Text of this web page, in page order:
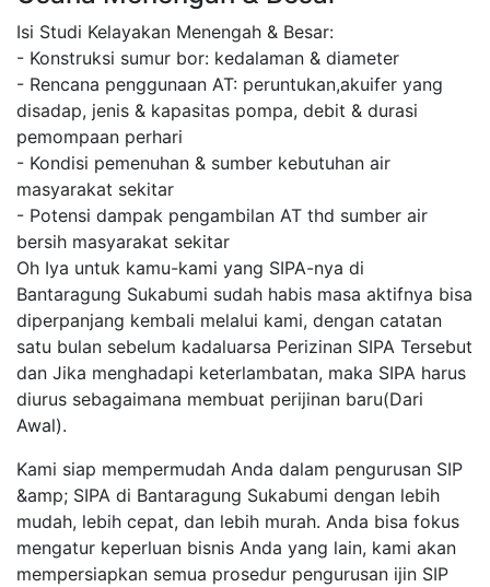
Isi Studi Kelayakan Menengah & Besar:
- Konstruksi sumur bor: kedalaman & diameter
- Rencana penggunaan AT: peruntukan,akuifer yang
disadap, jenis & kapasitas pompa, debit & durasi
pemompaan perhari
- Kondisi pemenuhan & sumber kebutuhan air
masyarakat sekitar
- Potensi dampak pengambilan AT thd sumber air
bersih masyarakat sekitar
Oh Iya untuk kamu-kami yang SIPA-nya di
Bantaragung Sukabumi sudah habis masa aktifnya bisa
diperpanjang kembali melalui kami, dengan catatan
satu bulan sebelum kadaluarsa Perizinan SIPA Tersebut
dan Jika menghadapi keterlambatan, maka SIPA harus
diurus sebagaimana membuat perijinan baru(Dari
Awal).
Kami siap mempermudah Anda dalam pengurusan SIP
&amp; SIPA di Bantaragung Sukabumi dengan lebih
mudah, lebih cepat, dan lebih murah. Anda bisa fokus
mengatur keperluan bisnis Anda yang lain, kami akan
mempersiapkan semua prosedur pengurusan ijin SIP